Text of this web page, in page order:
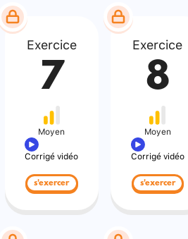
Exercice
7
Moyen
Corrigé vidéo
s'exercer
Exercice
8
Moyen
Corrigé vidéo
s'exercer